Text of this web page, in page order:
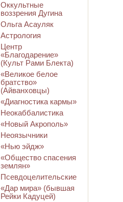
Оккультные
воззрения Дугина
Ольга Асауляк
Астрология
Центр
«Благодарение»
(Культ Рами Блекта)
«Великое белое
братство»
(Айванховцы)
«Диагностика кармы»
Неокаббалистика
«Новый Акрополь»
Неоязычники
«Нью эйдж»
«Общество спасения
землян»
Псевдоцелительские
«Дар мира» (бывшая
Рейки Кадуцей)